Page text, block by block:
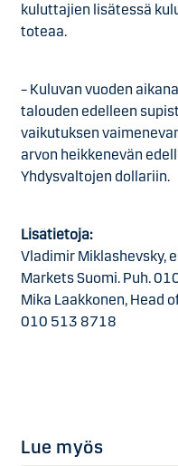
kuluttajien lisätessä
toteaa.
– Kuluvan vuoden
talouden edelleen
vaikutuksen
arvon heikkenevän
Yhdysvaltojen dollariin.
Lisätietoja:
Vladimir Miklashevsky,
Markets Suomi. Puh.
Mika Laakkonen, Head
010 513 8718
Lue myös